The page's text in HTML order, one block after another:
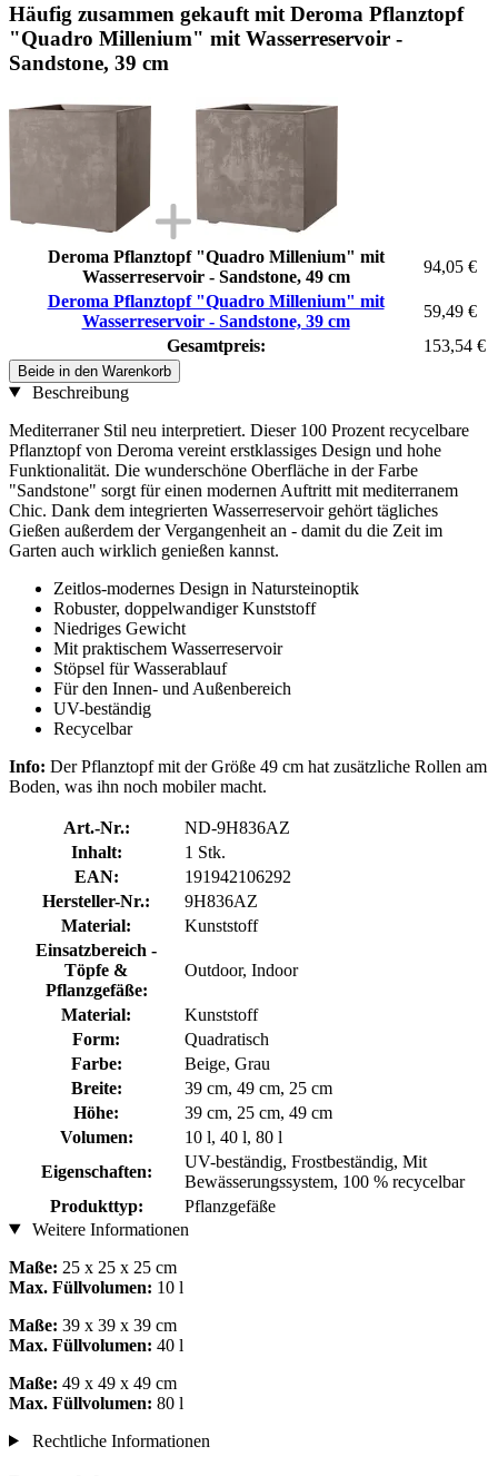
Häufig zusammen gekauft mit Deroma Pflanztopf
"Quadro Millenium" mit Wasserreservoir -
Sandstone, 39 cm
Deroma Pflanztopf "Quadro Millenium" mit
Wasserreservoir - Sandstone, 49 cm
94,05 €
Deroma Pflanztopf "Quadro Millenium" mit
Wasserreservoir - Sandstone, 39 cm
59,49 €
Gesamtpreis:
153,54 €
Beide in den Warenkorb
Beschreibung
Mediterraner Stil neu interpretiert. Dieser 100 Prozent recycelbare
Pflanztopf von Deroma vereint erstklassiges Design und hohe
Funktionalität. Die wunderschöne Oberfläche in der Farbe
"Sandstone" sorgt für einen modernen Auftritt mit mediterranem
Chic. Dank dem integrierten Wasserreservoir gehört tägliches
Gießen außerdem der Vergangenheit an - damit du die Zeit im
Garten auch wirklich genießen kannst.
Zeitlos-modernes Design in Natursteinoptik
Robuster, doppelwandiger Kunststoff
Niedriges Gewicht
Mit praktischem Wasserreservoir
Stöpsel für Wasserablauf
Für den Innen- und Außenbereich
UV-beständig
Recycelbar
Info: Der Pflanztopf mit der Größe 49 cm hat zusätzliche Rollen am
Boden, was ihn noch mobiler macht.
Art.-Nr.:
ND-9H836AZ
Inhalt:
1 Stk.
EAN:
191942106292
Hersteller-Nr.:
9H836AZ
Material:
Kunststoff
Einsatzbereich -
Töpfe &
Pflanzgefäße:
Outdoor, Indoor
Material:
Kunststoff
Form:
Quadratisch
Farbe:
Beige, Grau
Breite:
39 cm, 49 cm, 25 cm
Höhe:
39 cm, 25 cm, 49 cm
Volumen:
10 l, 40 l, 80 l
Eigenschaften:
UV-beständig, Frostbeständig, Mit
Bewässerungssystem, 100 % recycelbar
Produkttyp:
Pflanzgefäße
Weitere Informationen
Maße: 25 x 25 x 25 cm
Max. Füllvolumen: 10 l
Maße: 39 x 39 x 39 cm
Max. Füllvolumen: 40 l
Maße: 49 x 49 x 49 cm
Max. Füllvolumen: 80 l
Rechtliche Informationen